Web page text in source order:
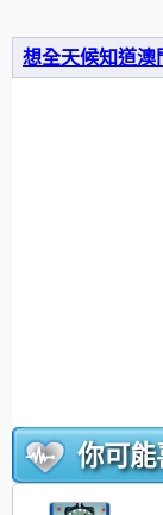
想全天候知道澳
你可能